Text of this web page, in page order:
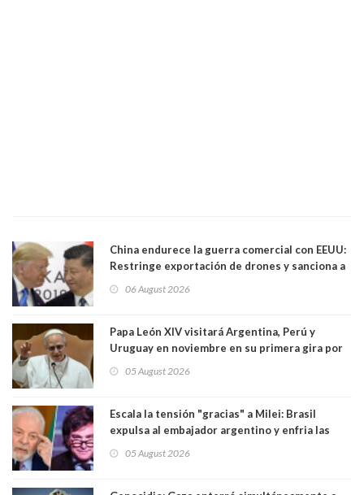
China endurece la guerra comercial con EEUU:
Restringe exportación de drones y sanciona a
06 August 2026
Papa León XIV visitará Argentina, Perú y
Uruguay en noviembre en su primera gira por
05 August 2026
Escala la tensión "gracias" a Milei: Brasil
expulsa al embajador argentino y enfria las
trasandino
05 August 2026